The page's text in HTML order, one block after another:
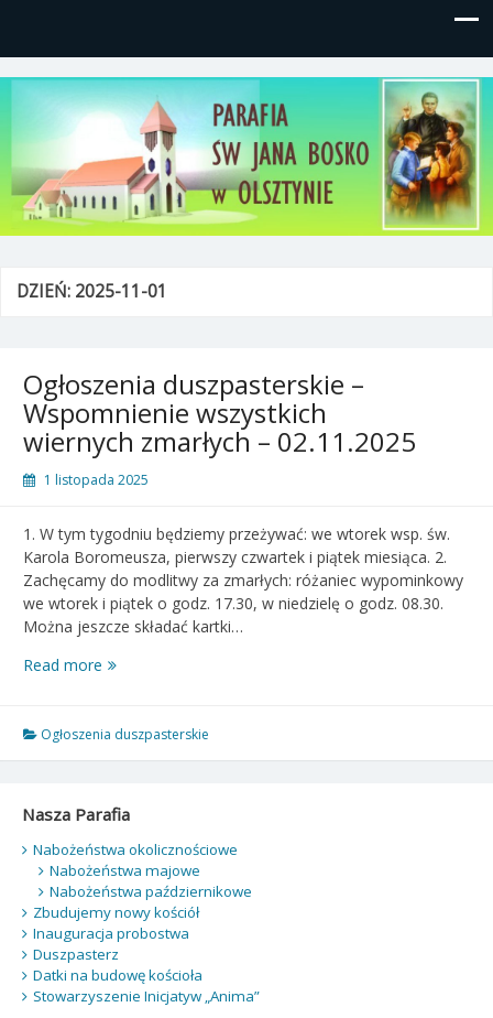
Parafia św, Jana Bosko w
Olsztynie
Gutkowo, ul. Żółkiewskiego 1
DZIEŃ: 2025-11-01
Ogłoszenia duszpasterskie –
Wspomnienie wszystkich
wiernych zmarłych – 02.11.2025
1 listopada 2025
1. W tym tygodniu będziemy przeżywać: we wtorek wsp. św.
Karola Boromeusza, pierwszy czwartek i piątek miesiąca. 2.
Zachęcamy do modlitwy za zmarłych: różaniec wypominkowy
we wtorek i piątek o godz. 17.30, w niedzielę o godz. 08.30.
Można jeszcze składać kartki…
Read more Ogłoszenia
Wspomnienie
wszystkich
zmarłych
–
02.11.2025
Ogłoszenia duszpasterskie
Nasza Parafia
Nabożeństwa okolicznościowe
Nabożeństwa majowe
Nabożeństwa październikowe
Zbudujemy nowy kościół
Inauguracja probostwa
Duszpasterz
Datki na budowę kościoła
Stowarzyszenie Inicjatyw „Anima”